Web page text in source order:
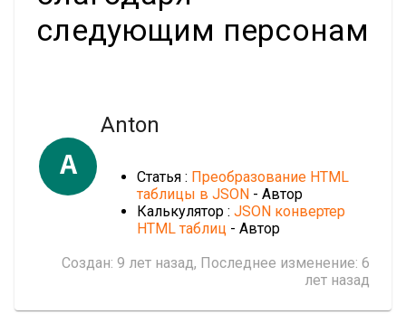
следующим персонам
A
Anton
Статья : Преобразование HTML
таблицы в JSON - Автор
Калькулятор : JSON конвертер
HTML таблиц - Автор
Создан: 9 лет назад, Последнее изменение: 6
лет назад